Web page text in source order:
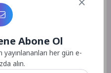
için adım, e-posta
kaydedilsin.
Abone Ol
her gün e-
alın.